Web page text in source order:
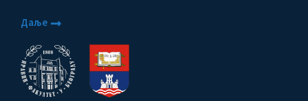
Даље
Пословања” – Догађаји